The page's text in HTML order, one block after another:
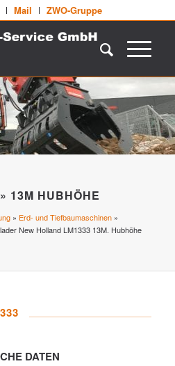
Mail ZWO-Gruppe
13M HUBHÖHE
» Erd- und Tiefbaumaschinen»
New Holland LM1333 13M. Hubhöhe
DATEN